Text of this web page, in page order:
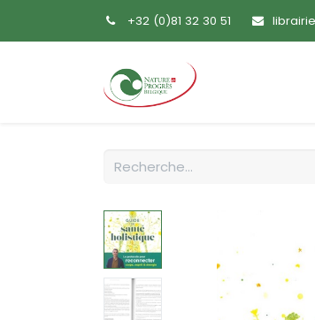
+32 (0)81 32 30 51